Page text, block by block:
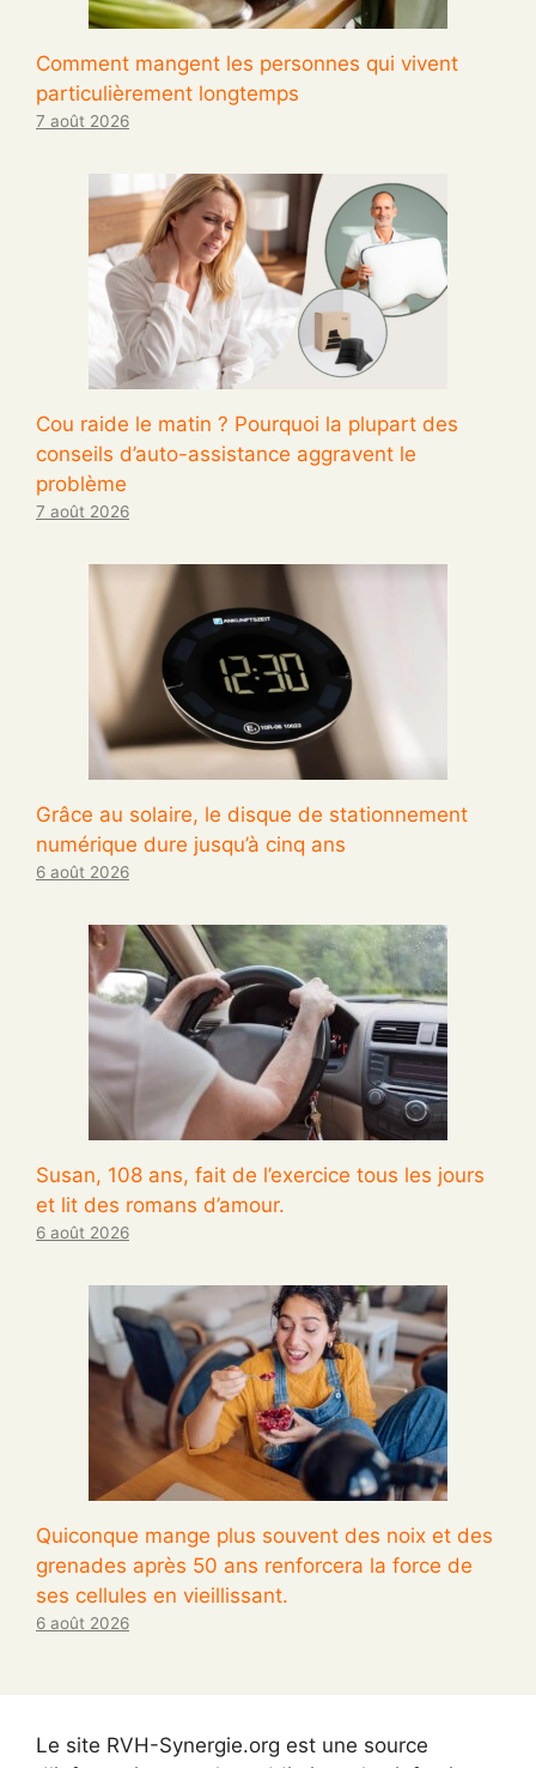
Comment mangent les personnes qui vivent
particulièrement longtemps
7 août 2026
Cou raide le matin ? Pourquoi la plupart des
conseils d’auto-assistance aggravent le
problème
7 août 2026
Grâce au solaire, le disque de stationnement
numérique dure jusqu’à cinq ans
6 août 2026
Susan, 108 ans, fait de l’exercice tous les jours
et lit des romans d’amour.
6 août 2026
Quiconque mange plus souvent des noix et des
grenades après 50 ans renforcera la force de
ses cellules en vieillissant.
6 août 2026
Le site RVH-Synergie.org est une source